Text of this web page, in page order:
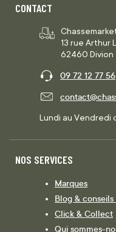
CONTACT
13 rue Arthur
62460 Divion
09 72 12 77 56
Lundi au Vendredi
NOS SERVICES
Marques
Blog &
Click & Collect
Qui sommes-